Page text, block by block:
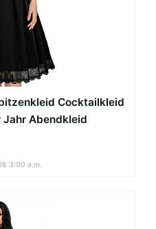
Cocktailkleid
Jahr Abendkleid
3:00 a.m.